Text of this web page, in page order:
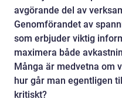
avgörande del av
Genomförandet av
som erbjuder viktig
maximera både
Många är medvetna om
hur går man egentligen
kritiskt?